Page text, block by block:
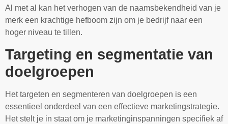
Al met al kan het verhogen van de naamsbekendheid van je
merk een krachtige hefboom zijn om je bedrijf naar een
hoger niveau te tillen.
Targeting en segmentatie van
doelgroepen
Het targeten en segmenteren van doelgroepen is een
essentieel onderdeel van een effectieve marketingstrategie.
Het stelt je in staat om je marketinginspanningen specifiek af